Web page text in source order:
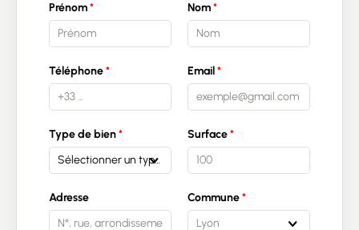
Prénom Nom
Téléphone Email
Type de bien
Sélectionner un type de bien
Surface
Adresse
Commune
Lyon